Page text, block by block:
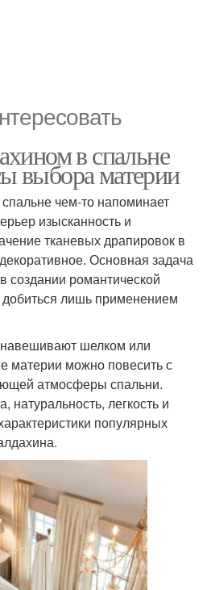
в спальне
выбора материи
чем-то напоминает
изысканность и
тканевых драпировок в
Основная задача
создании романтической
лишь применением
шелком или
материи можно повесить с
атмосферы спальни.
легкость и
популярных